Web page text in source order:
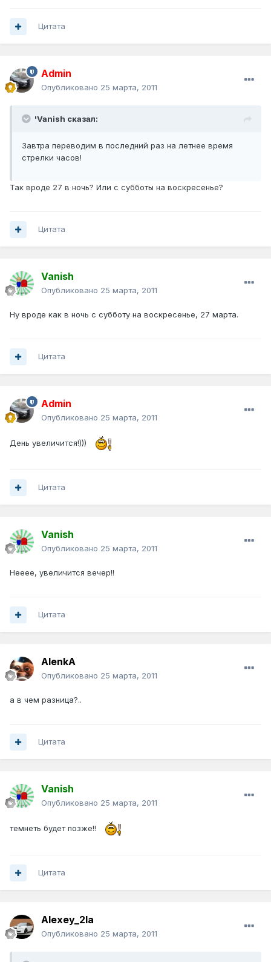
Цитата
Admin
Опубликовано 25 марта, 2011
'Vanish сказал:
Завтра переводим в последний раз на летнее время
стрелки часов!
Так вроде 27 в ночь? Или с субботы на воскресенье?
Цитата
Vanish
Опубликовано 25 марта, 2011
Ну вроде как в ночь с субботу на воскресенье, 27 марта.
Цитата
Admin
Опубликовано 25 марта, 2011
День увеличится!)))
Цитата
Vanish
Опубликовано 25 марта, 2011
Нееее, увеличится вечер!!
Цитата
AlenkA
Опубликовано 25 марта, 2011
а в чем разница?..
Цитата
Vanish
Опубликовано 25 марта, 2011
темнеть будет позже!!
Цитата
Alexey_2la
Опубликовано 25 марта, 2011